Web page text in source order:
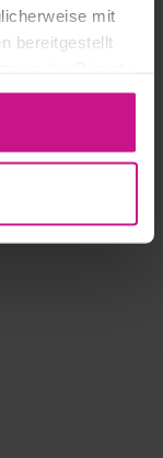
mit
bereitgestellt